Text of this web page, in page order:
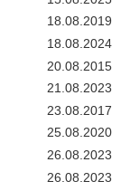
18.08.2019
18.08.2024
20.08.2015
21.08.2023
23.08.2017
25.08.2020
26.08.2023
26.08.2023